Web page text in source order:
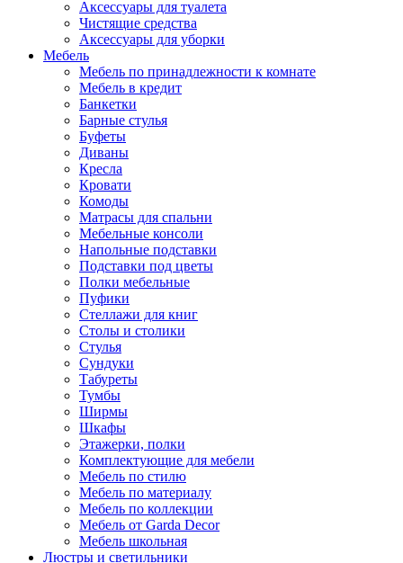
Аксессуары для туалета
Чистящие средства
Аксессуары для уборки
Мебель
Мебель по принадлежности к комнате
Мебель в кредит
Банкетки
Барные стулья
Буфеты
Диваны
Кресла
Кровати
Комоды
Матрасы для спальни
Мебельные консоли
Напольные подставки
Подставки под цветы
Полки мебельные
Пуфики
Стеллажи для книг
Столы и столики
Стулья
Сундуки
Табуреты
Тумбы
Ширмы
Шкафы
Этажерки, полки
Комплектующие для мебели
Мебель по стилю
Мебель по материалу
Мебель по коллекции
Мебель от Garda Decor
Мебель школьная
Люстры и светильники